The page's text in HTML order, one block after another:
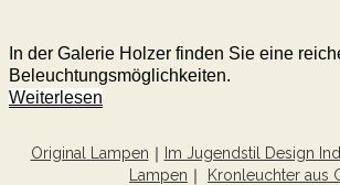
In der Galerie Holzer finden Sie eine
Beleuchtungsmöglichkeiten.
Weiterlesen
Original Lampen ｜
Im Jugendstil Design
Lampen ｜ Kronleuchter aus